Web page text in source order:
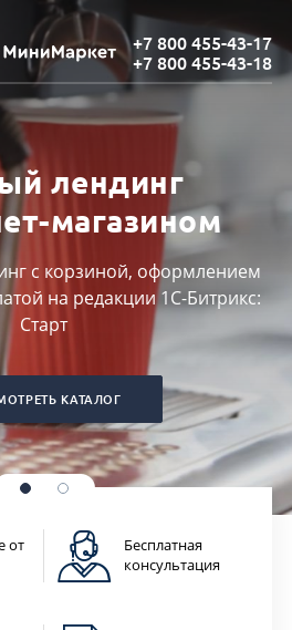
+7 800 455-43-17
+7 800 455-43-18
лендинг
магазином
с корзиной, оформлением
на редакции 1С-Битрикс:
Старт
КАТАЛОГ
от
Бесплатная
консультация